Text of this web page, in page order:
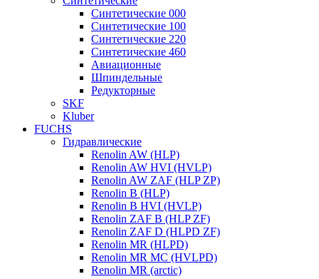
Синтетические 000
Синтетические 100
Синтетические 220
Синтетические 460
Авиационные
Шпиндельные
Редукторные
SKF
Kluber
FUCHS
Гидравлические
Renolin AW (HLP)
Renolin AW HVI (HVLP)
Renolin AW ZAF (HLP ZP)
Renolin B (HLP)
Renolin B HVI (HVLP)
Renolin ZAF B (HLP ZF)
Renolin ZAF D (HLPD ZF)
Renolin MR (HLPD)
Renolin MR MC (HVLPD)
Renolin MR (arctic)